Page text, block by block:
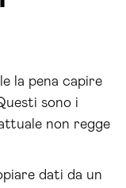
la pena capire
sono i
non regge
dati da un